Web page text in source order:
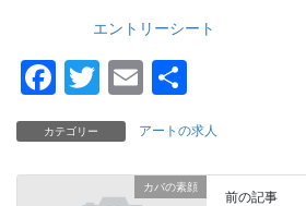
エントリーシート
F
a
c
e
T
wi
tt
er
E
ail
カテゴリー アートの求人
カバの素顔
前の記事